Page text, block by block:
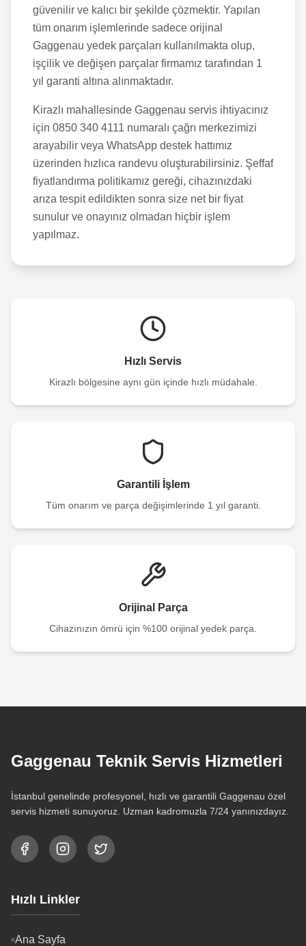
güvenilir ve kalıcı bir şekilde çözmektir. Yapılan
tüm onarım işlemlerinde sadece orijinal
Gaggenau yedek parçaları kullanılmakta olup,
işçilik ve değişen parçalar firmamız tarafından 1
yıl garanti altına alınmaktadır.
Kirazlı mahallesinde Gaggenau servis ihtiyacınız
için 0850 340 4111 numaralı çağrı merkezimizi
arayabilir veya WhatsApp destek hattımız
üzerinden hızlıca randevu oluşturabilirsiniz. Şeffaf
fiyatlandırma politikamız gereği, cihazınızdaki
arıza tespit edildikten sonra size net bir fiyat
sunulur ve onayınız olmadan hiçbir işlem
yapılmaz.
Hızlı Servis
Kirazlı bölgesine aynı gün içinde hızlı müdahale.
Garantili İşlem
Tüm onarım ve parça değişimlerinde 1 yıl garanti.
Orijinal Parça
Cihazınızın ömrü için %100 orijinal yedek parça.
Gaggenau Teknik Servis Hizmetleri
İstanbul genelinde profesyonel, hızlı ve garantili Gaggenau özel
servis hizmeti sunuyoruz. Uzman kadromuzla 7/24 yanınızdayız.
Hızlı Linkler
Ana Sayfa